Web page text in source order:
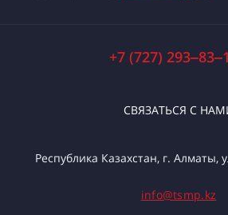
+7 (727)
СВЯЗАТЬСЯ С
Республика Казахстан, г. Алматы,
info@tsmp.kz